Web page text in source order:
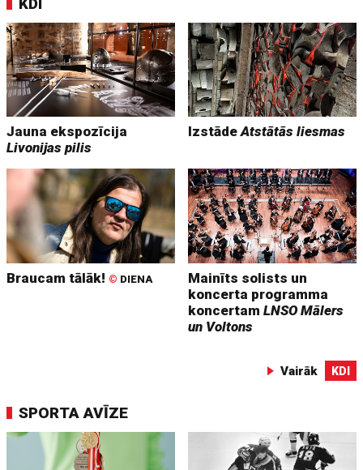
Jauna ekspozīcija
Livonijas pilis
IzstādeAtstātās liesmas
Braucam tālāk! © DIENA
Mainīts solists un
koncerta programma
koncertamLNSO Mālers
un Voltons
Vairāk KDI
SPORTA AVĪZE